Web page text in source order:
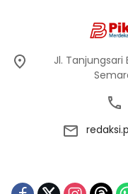
Jl. Tanjungsari